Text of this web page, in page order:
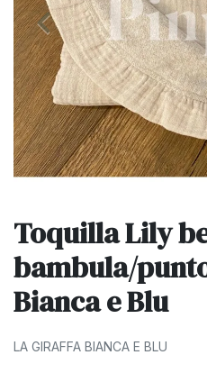
Anterior
keyboard_arrow_left
Toquilla Lily
bambula/
Bianca e Blu
LA GIRAFFA BIANCA E BLU